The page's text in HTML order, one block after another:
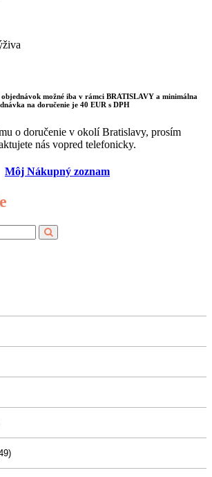
možné iba v rámci BRATISLAVY a minimálna
na doručenie je 40 EUR s DPH
o doručenie v okolí Bratislavy, prosím
nás vopred telefonicky.
Môj Nákupný zoznam